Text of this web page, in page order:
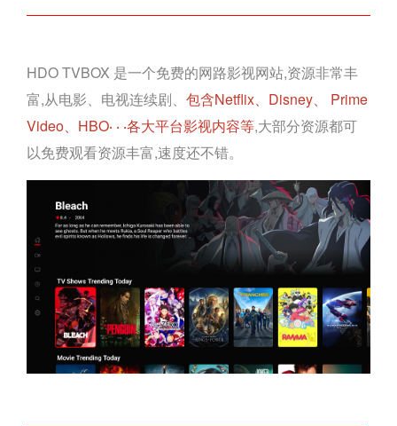
HDO TVBOX 是一个免费的网路影视网站,资源非常丰
富,从电影、电视连续剧、 包含Netflix、Disney、 Prime
Video、HBO‧ ‧ ‧各大平台影视内容等,大部分资源都可
以免费观看资源丰富,速度还不错。